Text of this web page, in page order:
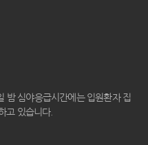
밤 심야응급시간에는 입원환자 집
고 있습니다.